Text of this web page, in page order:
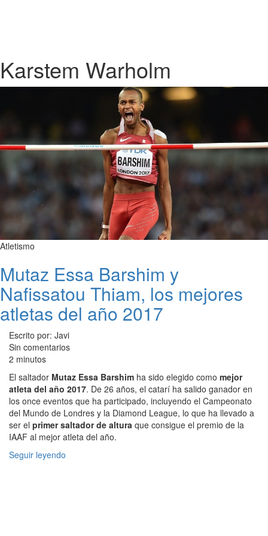
Karstem Warholm
Atletismo
Mutaz Essa Barshim y
Nafissatou Thiam, los mejores
atletas del año 2017
Escrito por: Javi
Sin comentarios
2 minutos
El saltador Mutaz Essa Barshim ha sido elegido como mejor
atleta del año 2017. De 26 años, el catarí ha salido ganador en
los once eventos que ha participado, incluyendo el Campeonato
del Mundo de Londres y la Diamond League, lo que ha llevado a
ser el primer saltador de altura que consigue el premio de la
IAAF al mejor atleta del año.
Seguir leyendo